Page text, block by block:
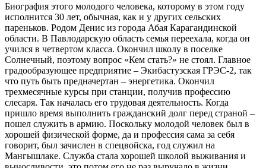
Биография этого молодого человека, которому в этом году
исполнится 30 лет, обычная, как и у других сельских
пареньков. Родом Денис из города Абая Карагандинской
области. В Павлодарскую область семья переехала, когда он
учился в четвертом класса. Окончил школу в поселке
Солнечный, поэтому вопрос «Кем стать?» не стоял. Главное
градообразующее предприятие – Экибастузская ГРЭС-2, так
что путь быть предначертан – энергетика. Окончил
трехмесячные курсы при станции, получив профессию
слесаря. Так началась его трудовая деятельность. Когда
пришло время выполнить гражданский долг перед страной –
пошел служить в армию. Поскольку молодой человек был в
хорошей физической форме, да и профессия сама за себя
говорит, был зачислен в спецвойска, год служил на
Мангышлаке. Служба стала хорошей школой выживания и